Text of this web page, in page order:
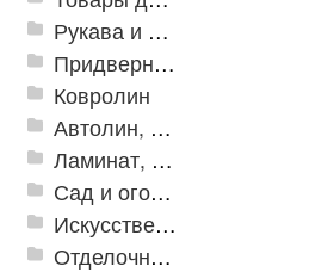
Рукава и шланги промышленные
Придверные решетки
Ковролин
Автолин, Транслин, Линолеум
Ламинат, Кварцвиниловая плитка SPC
Сад и огород
Искусственная трава
Отделочные профили